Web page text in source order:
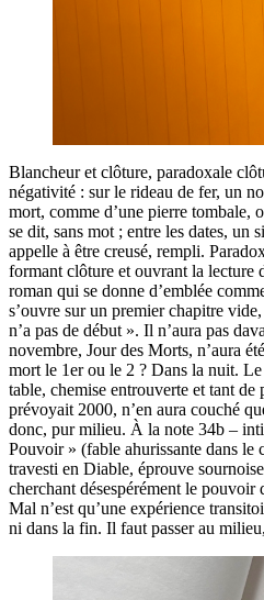
Blancheur et clôture, paradoxale
négativité : sur le rideau de fer, un
mort, comme d’une pierre tombale,
se dit, sans mot ; entre les dates, un
appelle à être creusé, rempli.
formant clôture et ouvrant la lecture
roman qui se donne d’emblée
s’ouvre sur un premier chapitre
n’a pas de début ». Il n’aura pas
novembre, Jour des Morts, n’aura
mort le 1er ou le 2 ? Dans la nuit.
table, chemise entrouverte et tant
prévoyait 2000, n’en aura couché
donc, pur milieu. À la note 34b –
Pouvoir » (fable ahurissante dans
travesti en Diable, éprouve
cherchant désespérément le pouvoir
Mal n’est qu’une expérience
ni dans la fin. Il faut passer au